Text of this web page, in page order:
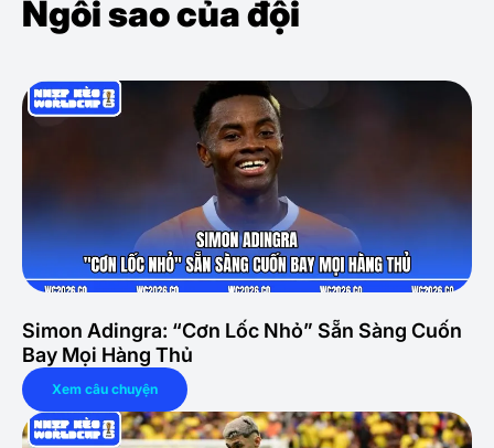
Ngôi sao của đội
Simon Adingra: “Cơn Lốc Nhỏ” Sẵn Sàng Cuốn
Bay Mọi Hàng Thủ
Xem câu chuyện